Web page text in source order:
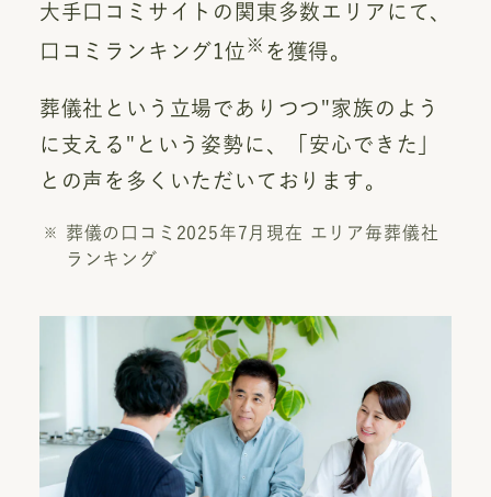
大手口コミサイトの関東多数エリアにて、
口コミランキング1位 ※ を獲得。
葬儀社という立場でありつつ"家族のよう
に支える"という姿勢に、「安心できた」
との声を多くいただいております。
葬儀の口コミ2025年7月現在 エリア毎葬儀社
ランキング